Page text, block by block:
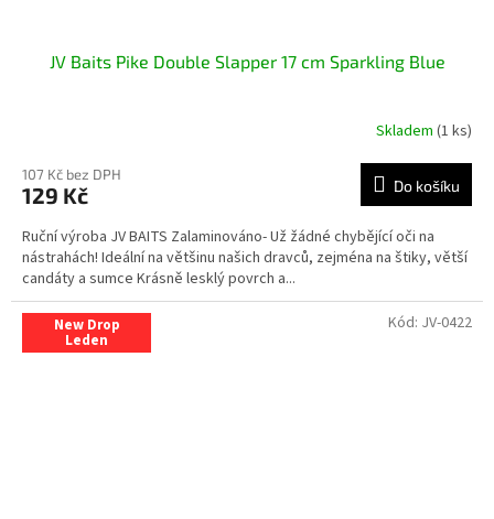
JV Baits Pike Double Slapper 17 cm Sparkling Blue
Skladem (1 ks)
107 Kč bez DPH
129 Kč Do košíku
Ruční výroba JV BAITS Zalaminováno- Už žádné chybějící oči na
nástrahách! Ideální na většinu našich dravců, zejména na štiky, větší
candáty a sumce Krásně lesklý povrch a...
New Drop
Leden
Kód: JV-0422